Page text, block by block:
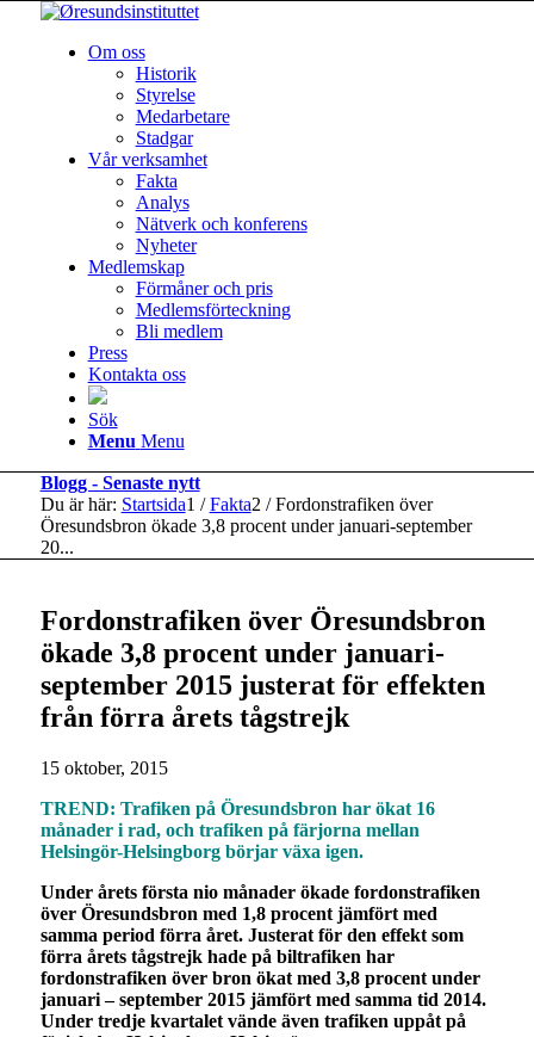
Om oss
Historik
Styrelse
Medarbetare
Stadgar
Vår verksamhet
Fakta
Analys
Nätverk och konferens
Nyheter
Medlemskap
Förmåner och pris
Medlemsförteckning
Bli medlem
Press
Kontakta oss
Sök
Menu Menu
Blogg - Senaste nytt
Du är här: Startsida1 / Fakta2 / Fordonstrafiken över
Öresundsbron ökade 3,8 procent under januari-september
20...
Fordonstrafiken över Öresundsbron
ökade 3,8 procent under januari-
september 2015 justerat för effekten
från förra årets tågstrejk
15 oktober, 2015
TREND: Trafiken på Öresundsbron har ökat 16
månader i rad, och trafiken på färjorna mellan
Helsingör-Helsingborg börjar växa igen.
Under årets första nio månader ökade fordonstrafiken
över Öresundsbron med 1,8 procent jämfört med
samma period förra året. Justerat för den effekt som
förra årets tågstrejk hade på biltrafiken har
fordonstrafiken över bron ökat med 3,8 procent under
januari – september 2015 jämfört med samma tid 2014.
Under tredje kvartalet vände även trafiken uppåt på